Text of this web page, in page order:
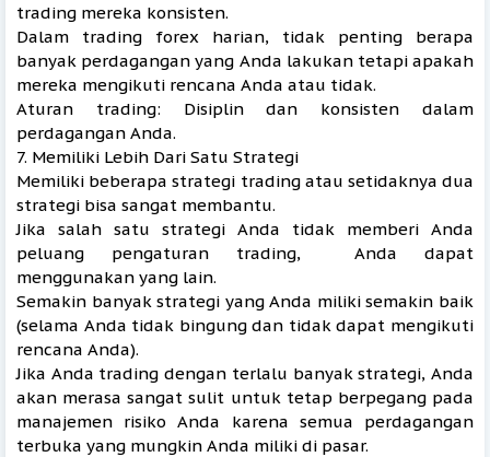
trading mereka konsisten.
Dalam trading forex harian, tidak penting berapa
banyak perdagangan yang Anda lakukan tetapi apakah
mereka mengikuti rencana Anda atau tidak.
Aturan trading: Disiplin dan konsisten dalam
perdagangan Anda.
7. Memiliki Lebih Dari Satu Strategi
Memiliki beberapa strategi trading atau setidaknya dua
strategi bisa sangat membantu.
Jika salah satu strategi Anda tidak memberi Anda
peluang pengaturan trading, Anda dapat
menggunakan yang lain.
Semakin banyak strategi yang Anda miliki semakin baik
(selama Anda tidak bingung dan tidak dapat mengikuti
rencana Anda).
Jika Anda trading dengan terlalu banyak strategi, Anda
akan merasa sangat sulit untuk tetap berpegang pada
manajemen risiko Anda karena semua perdagangan
terbuka yang mungkin Anda miliki di pasar.